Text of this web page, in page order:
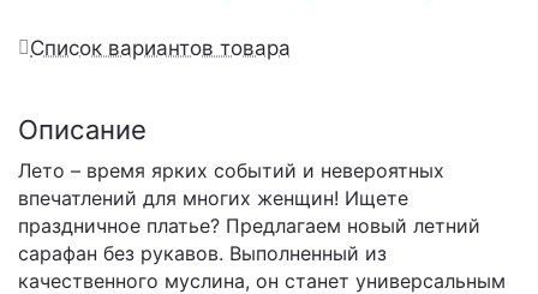
Список вариантов товара
Описание
Лето – время ярких событий и невероятных
впечатлений для многих женщин! Ищете
праздничное платье? Предлагаем новый летний
сарафан без рукавов. Выполненный из
качественного муслина, он станет универсальным